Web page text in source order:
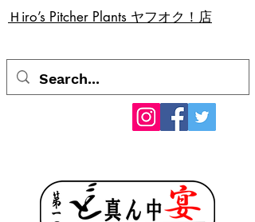
​Ｈiro’s Pitcher Plants ヤフオク！店